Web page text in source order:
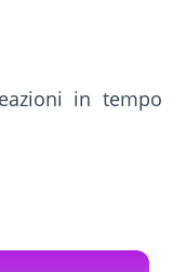
in tempo